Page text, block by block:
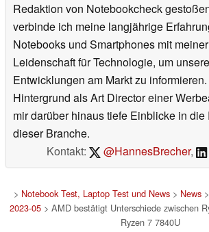
Redaktion von Notebookcheck
verbinde ich meine langjährige
Notebooks und Smartphones mit
Leidenschaft für Technologie, um
Entwicklungen am Markt zu
Hintergrund als Art Director einer
mir darüber hinaus tiefe Einblicke in die
dieser Branche.
Kontakt:
@HannesBrecher,
> Notebook Test, Laptop Test und News> News>
2023-05> AMD bestätigt Unterschiede zwischen
Ryzen 7 7840U